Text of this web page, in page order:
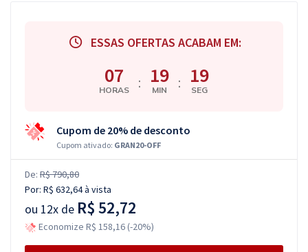
ESSAS OFERTAS ACABAM EM:
07
HORAS : 19
MIN : 18
SEG
Cupom de 20% de desconto
Cupom ativado: GRAN20-OFF
De: R$ 790,80
Por: R$ 632,64à vista
ou 12x de R$ 52,72
Economize R$ 158,16 (-20%)